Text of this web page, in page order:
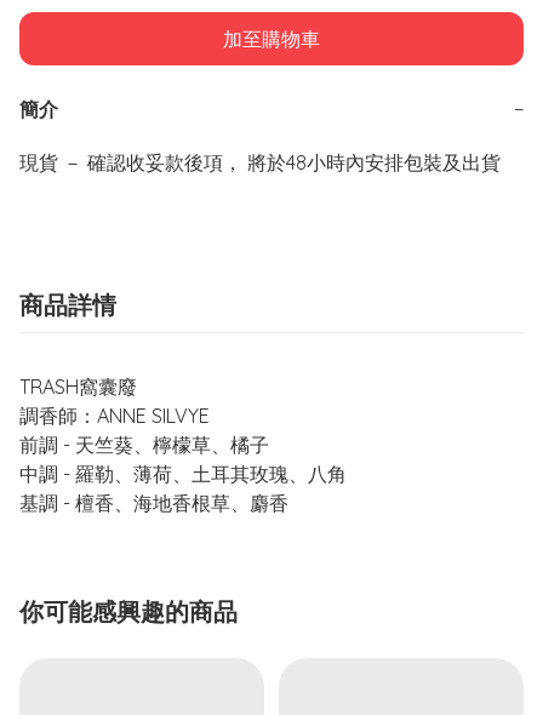
加至購物車
簡介 −
現貨 － 確認收妥款後項， 將於48小時內安排包裝及出貨
商品詳情
TRASH窩囊廢
調香師：ANNE SILVYE
前調 - 天竺葵、檸檬草、橘子
中調 - 羅勒、薄荷、土耳其玫瑰、八角
基調 - 檀香、海地香根草、麝香
你可能感興趣的商品